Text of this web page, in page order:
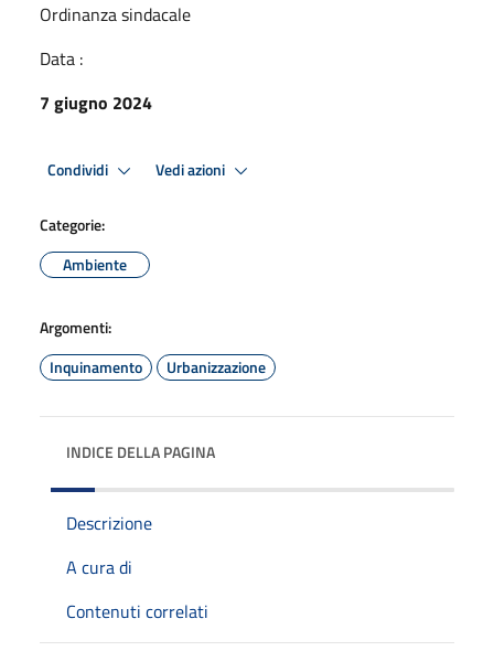
Ordinanza sindacale
Data :
7 giugno 2024
Condividi Vedi azioni
Categorie:
Ambiente
Argomenti:
Inquinamento
Urbanizzazione
INDICE DELLA PAGINA
Descrizione
A cura di
Contenuti correlati